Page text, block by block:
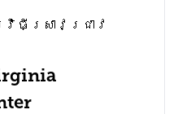
ស្រាវជ្រាវ​